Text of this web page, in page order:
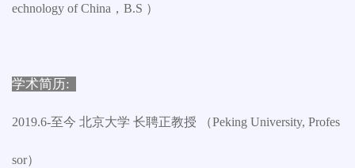
echnology of China，B.S ）
学术简历:
2019.6-至今 北京大学 长聘正教授 （Peking University, Profes
sor）